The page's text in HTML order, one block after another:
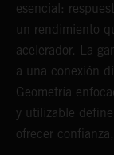
esencial:
un rendimiento
acelerador. La
a una conexión
Geometría
y utilizable
ofrecer